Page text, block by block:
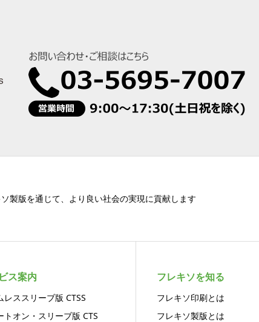
製版を通じて、より良い社会の実現に貢献します
ス案内
レススリーブ版 CTSS
トオン・スリーブ版 CTS
フレキソを知る
フレキソ印刷とは
フレキソ製版とは